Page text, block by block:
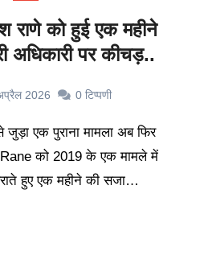
राणे को हुई एक महीने
अधिकारी पर कीचड़..
2026 0 टिप्पणी
Rane को 2019 के एक मामले में
हुए एक महीने की सजा…